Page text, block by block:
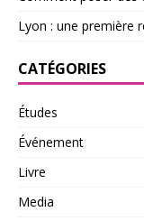
Lyon : une première
CATÉGORIES
Études
Événement
Livre
Media